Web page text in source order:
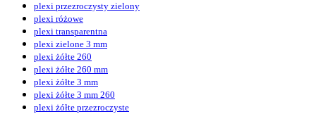
plexi przezroczysty zielony
plexi różowe
plexi transparentna
plexi zielone 3 mm
plexi żółte 260
plexi żółte 260 mm
plexi żółte 3 mm
plexi żółte 3 mm 260
plexi żółte przezroczyste